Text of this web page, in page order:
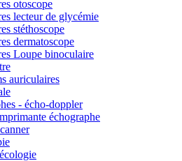
otoscope
lecteur de glycémie
stéthoscope
dermatoscope
Loupe binoculaire
auriculaires
- écho-doppler
échographe